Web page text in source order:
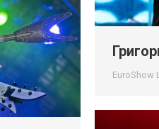
EuroShow